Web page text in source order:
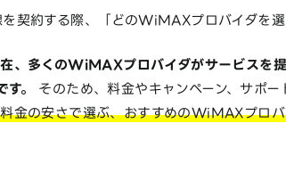
を契約する際、「どのWiMAXプロバイダを
、多くのWiMAXプロバイダがサービスを
。
そのため、料金やキャンペーン、サポー
金の安さで選ぶ、おすすめのWiMAXプロ